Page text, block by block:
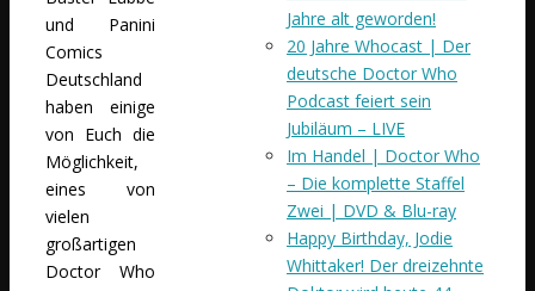
und Panini
Comics
Deutschland
haben einige
von Euch die
Möglichkeit,
eines von
vielen
großartigen
Doctor Who
Jahre alt geworden!
20 Jahre Whocast | Der
deutsche Doctor Who
Podcast feiert sein
Jubiläum – LIVE
Im Handel | Doctor Who
– Die komplette Staffel
Zwei | DVD & Blu-ray
Happy Birthday, Jodie
Whittaker! Der dreizehnte